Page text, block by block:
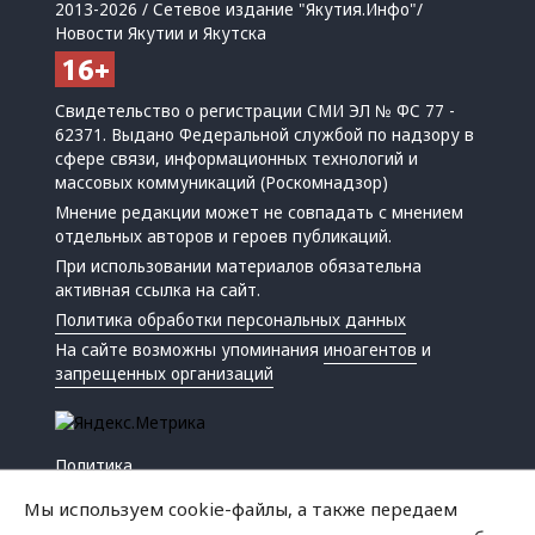
2013-2026 / Сетевое издание "Якутия.Инфо"/
Новости Якутии и Якутска
Свидетельство о регистрации СМИ ЭЛ № ФС 77 -
62371. Выдано Федеральной службой по надзору в
сфере связи, информационных технологий и
массовых коммуникаций (Роскомнадзор)
Мнение редакции может не совпадать с мнением
отдельных авторов и героев публикаций.
При использовании материалов обязательна
активная ссылка на сайт.
Политика обработки персональных данных
На сайте возможны упоминанияиноагентов и
запрещенных организаций
Политика
Мы используем cookie-файлы, а также передаем